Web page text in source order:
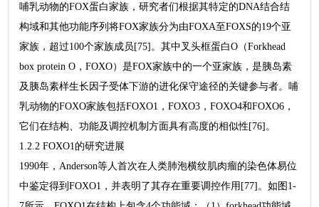
哺乳动物的FOX蛋白家族，研究者们根据其特定的DNA结合结
构域和其他功能序列将FOX家族分为由FOXA至FOXS的19个亚
家族，超过100个家族成员[75]。其中叉头框蛋白O（Forkhead
box protein O，FOXO）是FOX家族中的一个亚家族，是胰岛素
及胰岛素样生长因子受体下游的进化保守途径的关键参与者。哺
乳动物的FOXO家族包括FOXO1，FOXO3，FOXO4和FOXO6，
它们在结构、功能及调控机制方面具有高度的相似性[76]。
1.2.2 FOXO1的研究进展
1990年，Anderson等人首次在人类肺泡横纹肌肉瘤的染色体易位
中鉴定得到FOXO1，并表明了其存在重要调控作用[77]。如图1-